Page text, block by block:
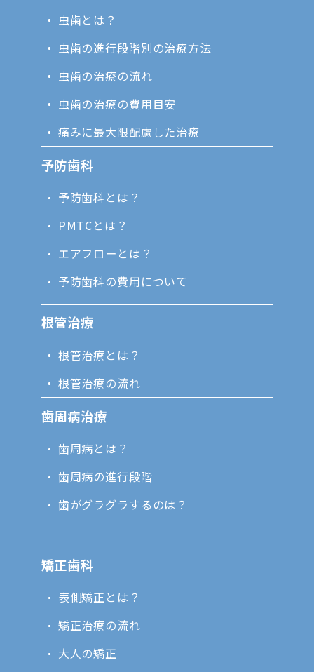
虫歯とは？
虫歯の進行段階別の治療方法
虫歯の治療の流れ
虫歯の治療の費用目安
痛みに最大限配慮した治療
予防歯科
予防歯科とは？
PMTCとは？
エアフローとは？
予防歯科の費用について
根管治療
根管治療とは？
根管治療の流れ
歯周病治療
歯周病とは？
歯周病の進行段階
歯がグラグラするのは？
矯正歯科
表側矯正とは？
矯正治療の流れ
大人の矯正